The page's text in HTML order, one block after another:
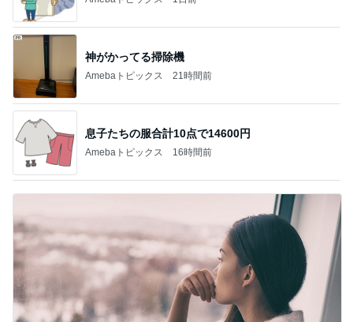
神がかってる掃除機
Amebaトピックス 21時間前
息子たちの服合計10点で14600円
Amebaトピックス 16時間前